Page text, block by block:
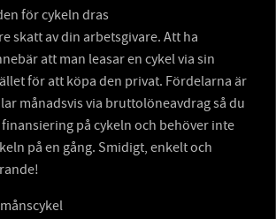
för cykeln dras
skatt av din arbetsgivare. Att ha
att man leasar en cykel via sin
för att köpa den privat. Fördelarna är
månadsvis via bruttolöneavdrag så du
på cykeln och behöver inte
på en gång. Smidigt, enkelt och